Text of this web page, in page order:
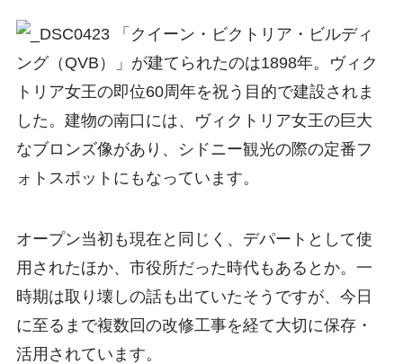
「クイーン・ビクトリア・ビルディ
ング（QVB）」が建てられたのは1898年。ヴィク
トリア女王の即位60周年を祝う目的で建設されま
した。建物の南口には、ヴィクトリア女王の巨大
なブロンズ像があり、シドニー観光の際の定番フ
ォトスポットにもなっています。
オープン当初も現在と同じく、デパートとして使
用されたほか、市役所だった時代もあるとか。一
時期は取り壊しの話も出ていたそうですが、今日
に至るまで複数回の改修工事を経て大切に保存・
活用されています。